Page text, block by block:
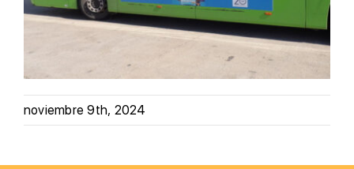
noviembre 9th, 2024